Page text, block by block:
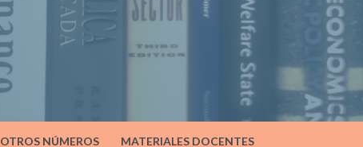
OTROS NÚMEROS MATERIALES DOCENTES